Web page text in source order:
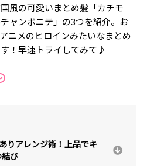
風の可愛いまとめ髪「カチモ
ャンポニテ」の3つを紹介。お
ニメのヒロインみたいなまとめ
！早速トライしてみて♪
りアレンジ術！上品でキ
び